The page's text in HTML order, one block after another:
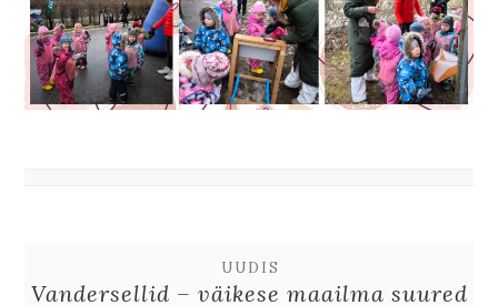
UUDIS
Vandersellid – väikese maailma suured